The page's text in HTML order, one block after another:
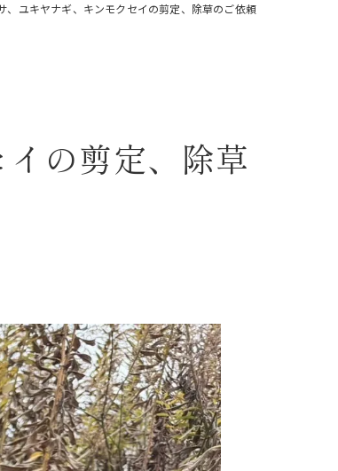
、ユキヤナギ、キンモクセイの剪定、除草のご依頼
の剪定、除草